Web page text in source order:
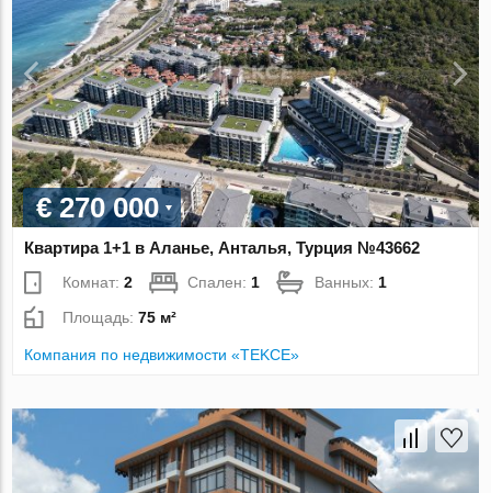
€ 270 000
Квартира 1+1 в Аланье, Анталья, Турция №43662
Комнат:2 Спален:1 Ванных:1
Площадь:75 м²
Компания по недвижимости «TEKCE»